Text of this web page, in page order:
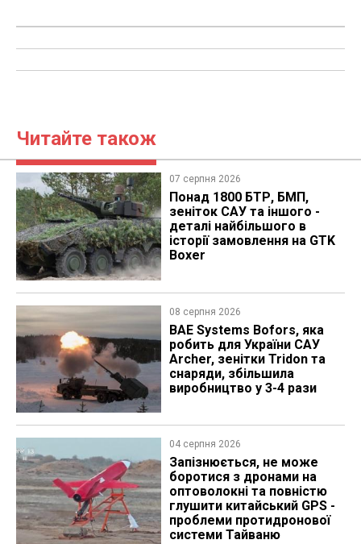
Читайте також
07 серпня 2026
Понад 1800 БТР, БМП,
зеніток САУ та іншого -
деталі найбільшого в
історії замовлення на GTK
Boxer
08 серпня 2026
BAE Systems Bofors, яка
робить для України САУ
Archer, зенітки Tridon та
снаряди, збільшила
виробництво у 3-4 рази
04 серпня 2026
Запізнюється, не може
боротися з дронами на
оптоволокні та повністю
глушити китайський GPS -
проблеми протидронової
системи Тайваню